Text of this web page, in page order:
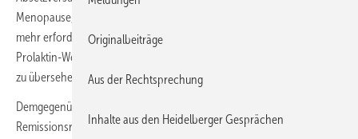
Menopause, nach der die Hyperprolaktinämie oft keine Behandlung
mehr erfordert. Allerdings muss auch nach der Menopause der
Prolaktin-Wert jährlich kontrolliert werden, um einen Progress nicht
zu übersehen.
Demgegenüber punktet die transsphenoidale Operation mit hohen
Remissionsraten von über 80 % und sehr niedriger Morbidität,
Originalbeiträge
Aus der Rechtsprechung
Inhalte aus den Heidelberger Gesprächen